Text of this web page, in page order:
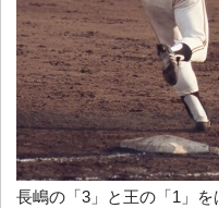
長嶋の「3」と王の「1」